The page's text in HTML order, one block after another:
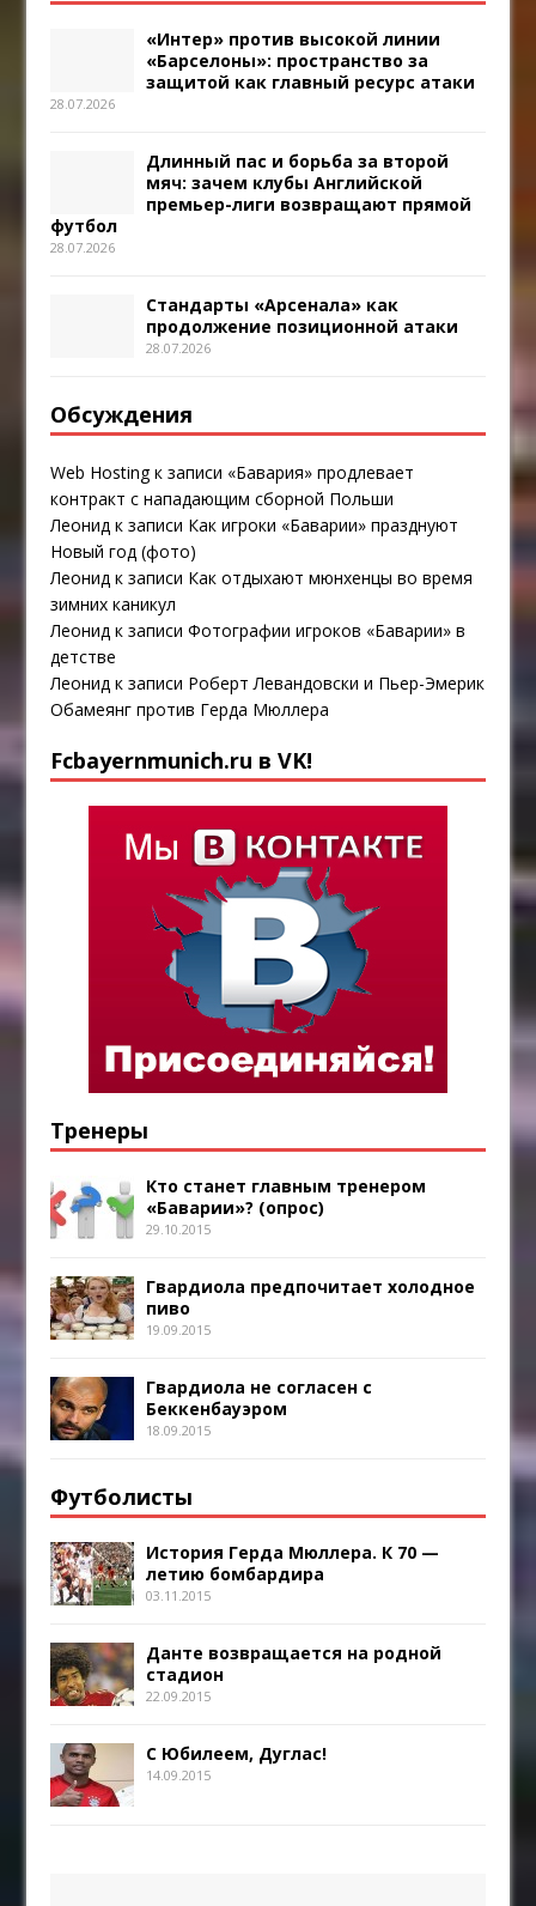
«Интер» против высокой линии
«Барселоны»: пространство за
защитой как главный ресурс атаки
28.07.2026
Длинный пас и борьба за второй
мяч: зачем клубы Английской
премьер-лиги возвращают прямой
футбол
28.07.2026
Стандарты «Арсенала» как
продолжение позиционной атаки
28.07.2026
Обсуждения
Web Hostingк записи «Бавария» продлевает
контракт с нападающим сборной Польши
Леонид к записи Как игроки «Баварии» празднуют
Новый год (фото)
Леонид к записи Как отдыхают мюнхенцы во время
зимних каникул
Леонид к записиФотографии игроков «Баварии» в
детстве
Леонид к записи Роберт Левандовски и Пьер-Эмерик
Обамеянг против Герда Мюллера
Fcbayernmunich.ru в VK!
Тренеры
Кто станет главным тренером
«Баварии»? (опрос)
29.10.2015
Гвардиола предпочитает холодное
пиво
19.09.2015
Гвардиола не согласен с
Беккенбауэром
18.09.2015
Футболисты
История Герда Мюллера. К 70 —
летию бомбардира
03.11.2015
Данте возвращается на родной
стадион
22.09.2015
С Юбилеем, Дуглас!
14.09.2015